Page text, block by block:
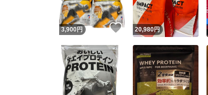
3,900 円 いいね！
20,980円